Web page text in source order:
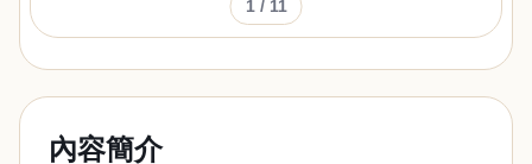
1/ 11
內容簡介